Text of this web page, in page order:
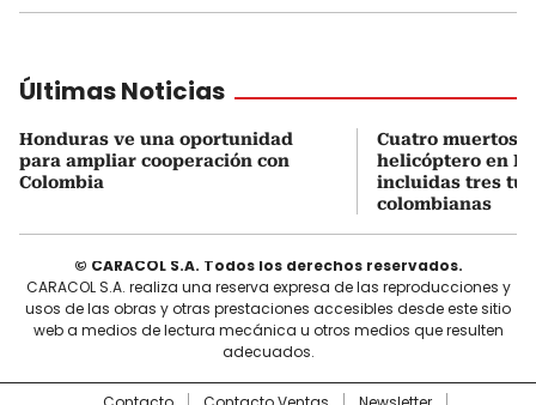
Últimas Noticias
Honduras ve una oportunidad
para ampliar cooperación con
Colombia
Cuatro muertos
helicóptero en
incluidas tres
colombianas
© CARACOL S.A. Todos los derechos reservados.
CARACOL S.A. realiza una reserva expresa de las reproducciones y
usos de las obras y otras prestaciones accesibles desde este sitio
web a medios de lectura mecánica u otros medios que resulten
adecuados.